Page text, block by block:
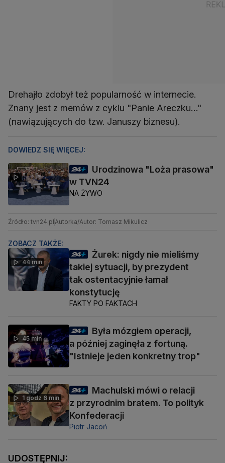
Drehajło zdobył też popularność w internecie.
Znany jest z memów z cyklu "Panie Areczku…"
(nawiązujących do tzw. Januszy biznesu).
DOWIEDZ SIĘ WIĘCEJ:
Urodzinowa "Loża prasowa"
w TVN24
NA ŻYWO
Źródło: tvn24.plAutorka/Autor: Tomasz Mikulicz
ZOBACZ TAKŻE:
44 min
Żurek: nigdy nie mieliśmy
takiej sytuacji, by prezydent
tak ostentacyjnie łamał
konstytucję
FAKTY PO FAKTACH
45 min
Była mózgiem operacji,
a później zaginęła z fortuną.
"Istnieje jeden konkretny trop"
1 godz 6 min
Machulski mówi o relacji
z przyrodnim bratem. To polityk
Konfederacji
Piotr Jacoń
UDOSTĘPNIJ: